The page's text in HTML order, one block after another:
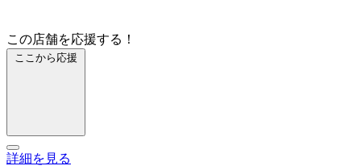
この店舗を応援する！
ここから応援
詳細を見る